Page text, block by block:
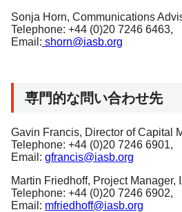
Sonja Horn, Communications
Telephone: +44 (0)20 7246 6463,
Email: shorn@iasb.org
専門的な問い合わせ先
Gavin Francis, Director of Capital
Telephone: +44 (0)20 7246 6901,
Email: gfrancis@iasb.org
Martin Friedhoff, Project Manager,
Telephone: +44 (0)20 7246 6902,
Email: mfriedhoff@iasb.org